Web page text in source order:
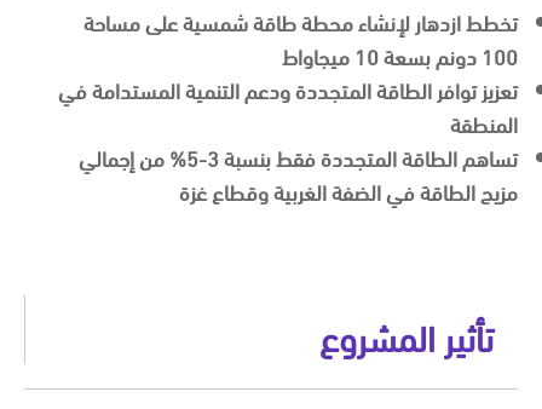
تخطط ازدهار لإنشاء محطة طاقة شمسية على مساحة
100 دونم بسعة 10 ميجاواط
تعزيز توافر الطاقة المتجددة ودعم التنمية المستدامة في
المنطقة
تساهم الطاقة المتجددة فقط بنسبة 3-5% من إجمالي
مزيج الطاقة في الضفة الغربية وقطاع غزة
تأثير المشروع